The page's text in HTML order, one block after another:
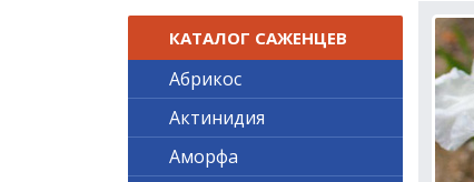
КАТАЛОГ САЖЕНЦЕВ
Абрикос
Актинидия
Аморфа